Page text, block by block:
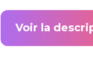
Voir la